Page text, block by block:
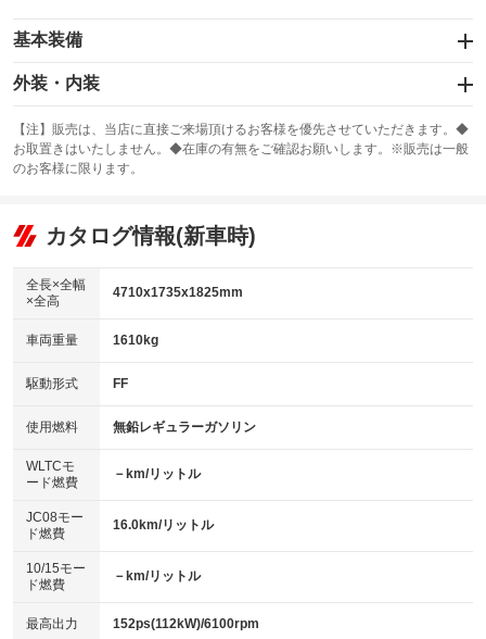
基本装備
エアバッグ：運転席/助手席
：装備あり
：装備あり
サンルーフ
：装備なし ABS
リフトアップ
：装備なし
：装備なし
パワーウィンドウ
アイドリングストップ
：装備あり
USB入力端子
：装備あり
100V電源
：装備なし
センターデフロック
：装備なし
電動格納ミラー
：装備あり
外装・内装
カーナビ：SDナビ
：装備あり
TV：フルセグ
：装備あり
ビジュアル：-／DVD再生
：装備あり
アルミホイール：16インチ
：装備あり
HID(キセノンライト)
バックカメラ
エアロ
：装備なし
ローダウン
：装備なし
ベンチシート
：装備なし
チップアップシート
：装備なし
【注】販売は、当店に直接ご来場頂けるお客様を優先させていただきます。◆
お取置きはいたしません。◆在庫の有無をご確認お願いします。※販売は一般
のお客様に限ります。
カタログ情報(新車時)
全長×全幅
×全高
4710x1735x1825mm
車両重量 1610kg
駆動形式 FF
使用燃料 無鉛レギュラーガソリン
WLTCモ
ード燃費
－km/リットル
JC08モー
ド燃費
16.0km/リットル
10/15モー
ド燃費
－km/リットル
最高出力 152ps(112kW)/6100rpm